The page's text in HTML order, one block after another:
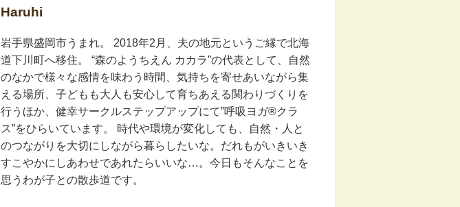
Haruhi
岩手県盛岡市うまれ。 2018年2月、夫の地元というご縁で北海
道下川町へ移住。 “森のようちえん カカラ”の代表として、自然
のなかで様々な感情を味わう時間、気持ちを寄せあいながら集
える場所、子どもも大人も安心して育ちあえる関わりづくりを
行うほか、健幸サークルステップアップにて”呼吸ヨガ®︎クラ
ス”をひらいています。 時代や環境が変化しても、自然・人と
のつながりを大切にしながら暮らしたいな。だれもがいきいき
すこやかにしあわせであれたらいいな…。今日もそんなことを
思うわが子との散歩道です。